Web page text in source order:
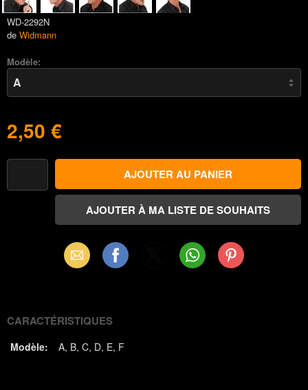
WD-2292N
de Widmann
Modèle:
2,50 €
Email Facebook WhatsAppPinterest
CARACTÉRISTIQUES
Modèle: A B C D E F